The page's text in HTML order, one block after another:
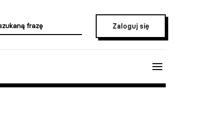
Zaloguj się